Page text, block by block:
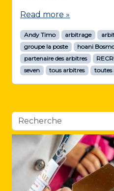
Read more »
Andy Timo arbitrage
groupe la poste
hoani
partenaire des arbitres
seven
tous arbitres toutes